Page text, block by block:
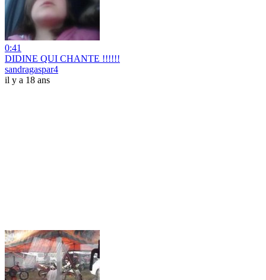
0:41
DIDINE QUI CHANTE !!!!!!
sandragaspar4
il y a 18 ans